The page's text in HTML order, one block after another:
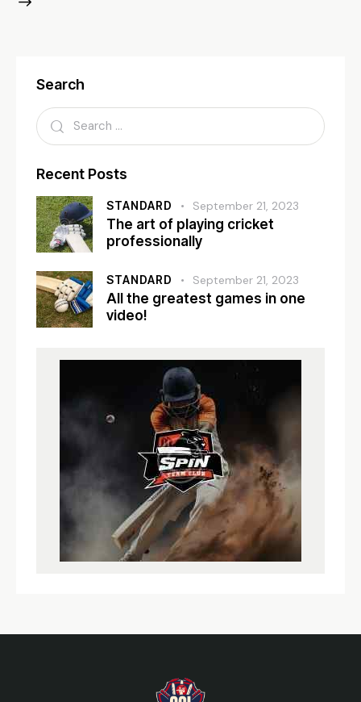
Search
Recent Posts
STANDARD September 21, 2023
The art of playing cricket
professionally
STANDARD September 21, 2023
All the greatest games in one
video!